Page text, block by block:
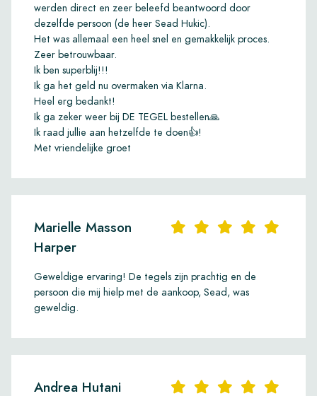
werden direct en zeer beleefd beantwoord door
dezelfde persoon (de heer Sead Hukic).
Het was allemaal een heel snel en gemakkelijk proces.
Zeer betrouwbaar.
Ik ben superblij!!!
Ik ga het geld nu overmaken via Klarna.
Heel erg bedankt!
Ik ga zeker weer bij DE TEGEL bestellen🙏
Ik raad jullie aan hetzelfde te doen👍!
Met vriendelijke groet
Marielle Masson
Harper
Geweldige ervaring! De tegels zijn prachtig en de
persoon die mij hielp met de aankoop, Sead, was
geweldig.
Andrea Hutani